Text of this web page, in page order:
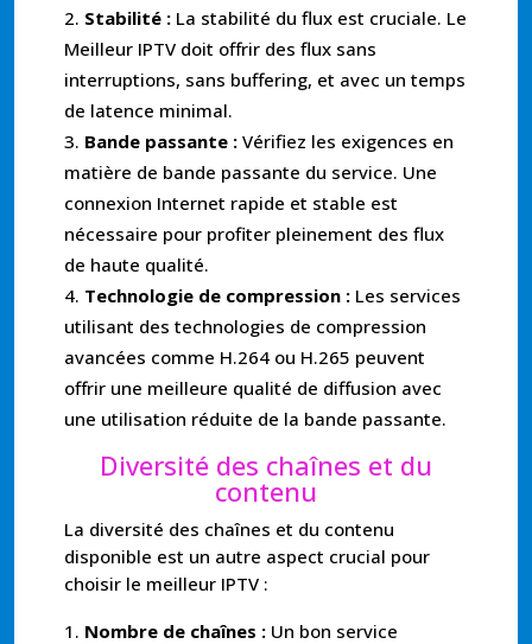
Stabilité : La stabilité du flux est cruciale. Le
Meilleur IPTV doit offrir des flux sans
interruptions, sans buffering, et avec un temps
de latence minimal.
Bande passante : Vérifiez les exigences en
matière de bande passante du service. Une
connexion Internet rapide et stable est
nécessaire pour profiter pleinement des flux
de haute qualité.
Technologie de compression : Les services
utilisant des technologies de compression
avancées comme H.264 ou H.265 peuvent
offrir une meilleure qualité de diffusion avec
une utilisation réduite de la bande passante.
Diversité des chaînes et du
contenu
La diversité des chaînes et du contenu
disponible est un autre aspect crucial pour
choisir le meilleur IPTV :
Nombre de chaînes : Un bon service